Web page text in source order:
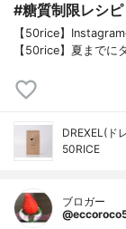
#糖質制限レシピ
【50rice】
【50rice】夏まで
DREXEL(ド
50RICE
ブロガー